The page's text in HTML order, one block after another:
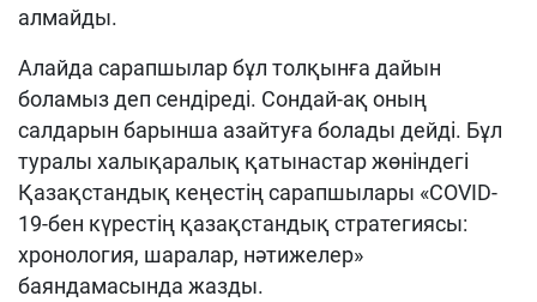
алмайды.
Алайда сарапшылар бұл толқынға дайын
боламыз деп сендіреді. Сондай-ақ оның
салдарын барынша азайтуға болады дейді. Бұл
туралы халықаралық қатынастар жөніндегі
Қазақстандық кеңестің сарапшылары «COVID-
19-бен күрестің қазақстандық стратегиясы:
хронология, шаралар, нәтижелер»
баяндамасында жазды.